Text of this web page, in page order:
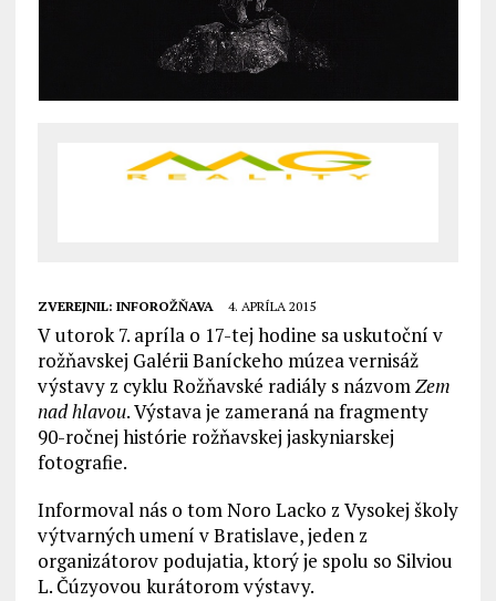
ZVEREJNIL: INFOROŽŇAVA 4. APRÍLA 2015
V utorok 7. apríla o 17-tej hodine sa uskutoční v
rožňavskej Galérii Baníckeho múzea vernisáž
výstavy z cyklu Rožňavské radiály s názvomZem
nad hlavou. Výstava je zameraná na fragmenty
90-ročnej histórie rožňavskej jaskyniarskej
fotografie.
Informoval nás o tom Noro Lacko z Vysokej školy
výtvarných umení v Bratislave, jeden z
organizátorov podujatia, ktorý je spolu so Silviou
L. Čúzyovou kurátorom výstavy.